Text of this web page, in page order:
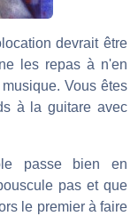
devrait être
les repas à n'en
Vous êtes
à la guitare avec
passe bien en
pas et que
le premier à faire